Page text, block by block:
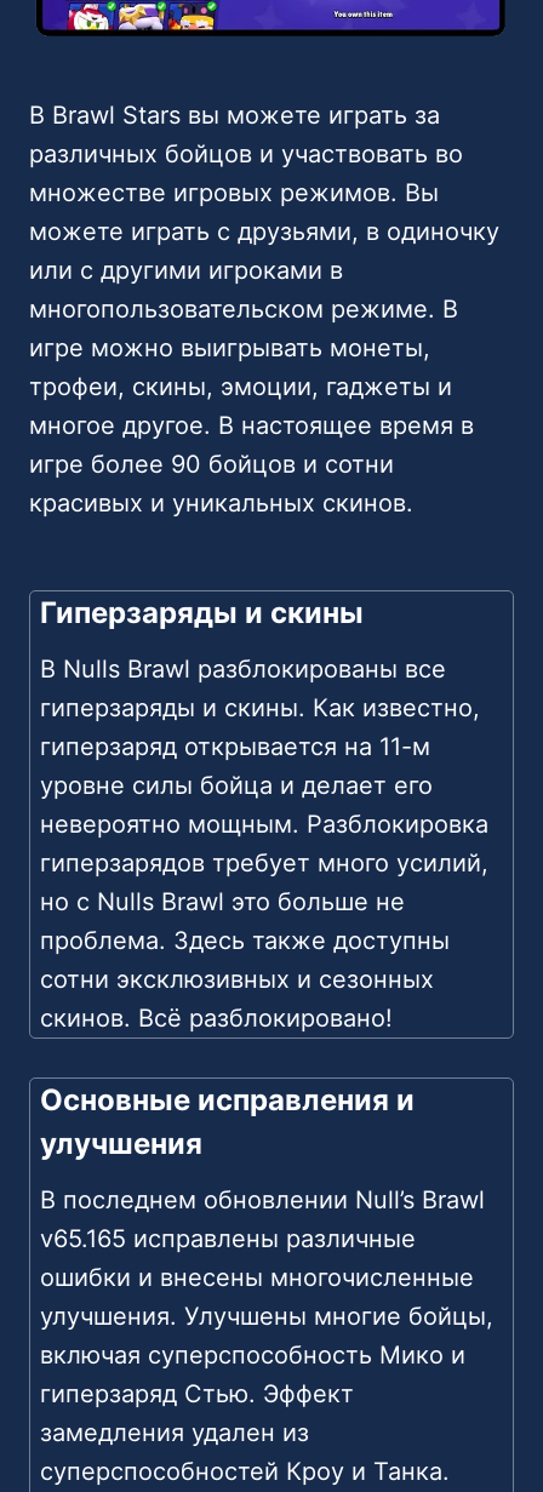
В Brawl Stars вы можете играть за
различных бойцов и участвовать во
множестве игровых режимов. Вы
можете играть с друзьями, в одиночку
или с другими игроками в
многопользовательском режиме. В
игре можно выигрывать монеты,
трофеи, скины, эмоции, гаджеты и
многое другое. В настоящее время в
игре более 90 бойцов и сотни
красивых и уникальных скинов.
Гиперзаряды и скины
В Nulls Brawl разблокированы все
гиперзаряды и скины. Как известно,
гиперзаряд открывается на 11-м
уровне силы бойца и делает его
невероятно мощным. Разблокировка
гиперзарядов требует много усилий,
но с Nulls Brawl это больше не
проблема. Здесь также доступны
сотни эксклюзивных и сезонных
скинов. Всё разблокировано!
Основные исправления и
улучшения
В последнем обновлении Null’s Brawl
v65.165 исправлены различные
ошибки и внесены многочисленные
улучшения. Улучшены многие бойцы,
включая суперспособность Мико и
гиперзаряд Стью. Эффект
замедления удален из
суперспособностей Кроу и Танка.